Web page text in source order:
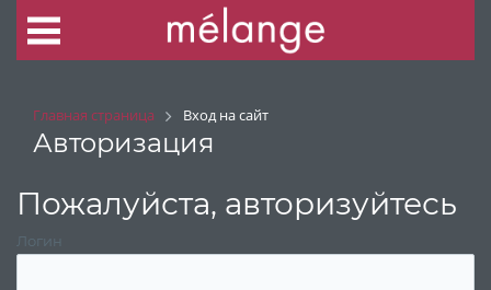
Главная страница Вход на сайт
Авторизация
Пожалуйста, авторизуйтесь
Логин